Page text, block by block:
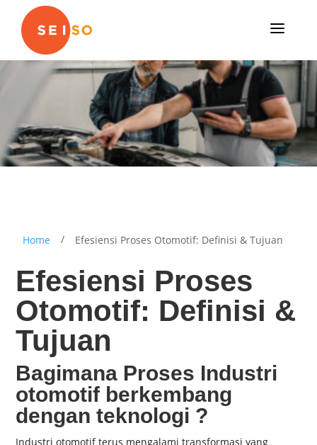
a
Home / Efesiensi Proses Otomotif: Definisi & Tujuan
Efesiensi Proses
Otomotif: Definisi &
Tujuan
Bagimana Proses Industri
otomotif berkembang
dengan teknologi ?
Industri otomotif terus mengalami transformasi yang